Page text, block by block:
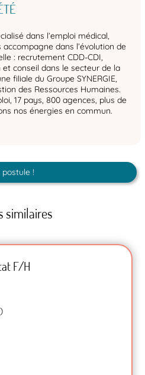
dans l’emploi médical,
dans l’évolution de
: recrutement CDD-CDI,
conseil dans le secteur de la
filiale du Groupe SYNERGIE,
des Ressources Humaines.
17 pays, 800 agences, plus de
nos énergies en commun.
postule !
similaires
F/H